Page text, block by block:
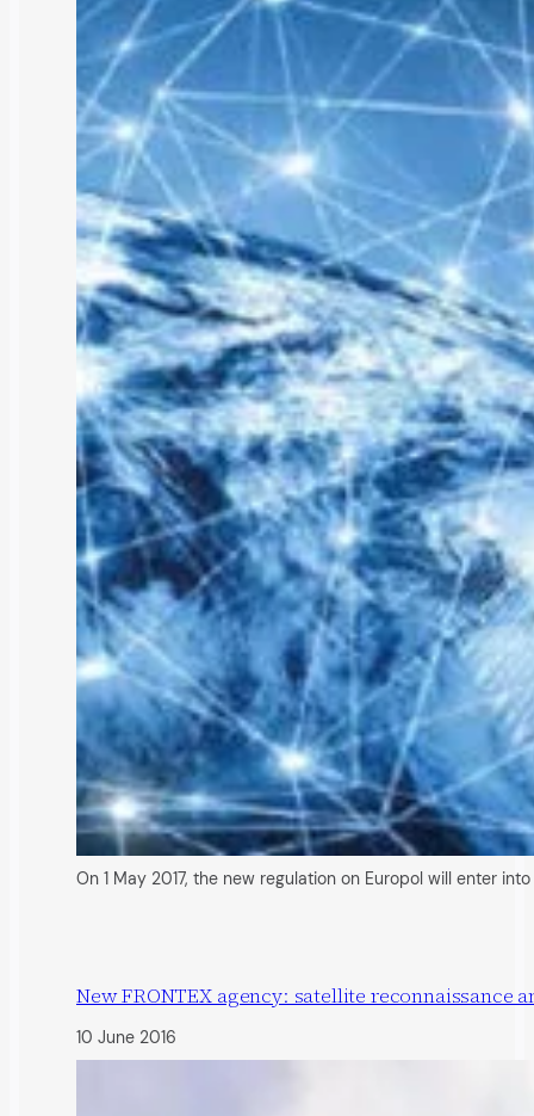
On 1 May 2017, the new regulation on Europol will enter
New FRONTEX agency: satellite reconnaissance
10 June 2016